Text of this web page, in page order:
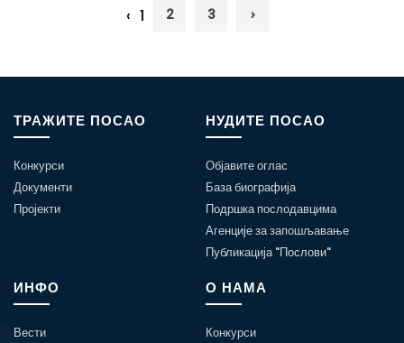
‹ 1 2 3 ›
ТРАЖИТЕ ПОСАО
Конкурси
Документи
Пројекти
НУДИТЕ ПОСАО
Објавите оглас
База биографија
Подршка послодавцима
Агенције за запошљавање
Публикација "Послови"
ИНФО
Вести
О НАМА
Конкурси